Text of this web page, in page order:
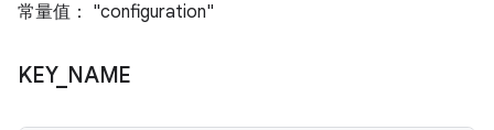
常量值： "configuration"
KEY_ NAME